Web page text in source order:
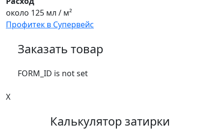
около 125 мл / м²
Профитек в Супервейс
Заказать товар
FORM_ID is not set
X
Калькулятор затирки